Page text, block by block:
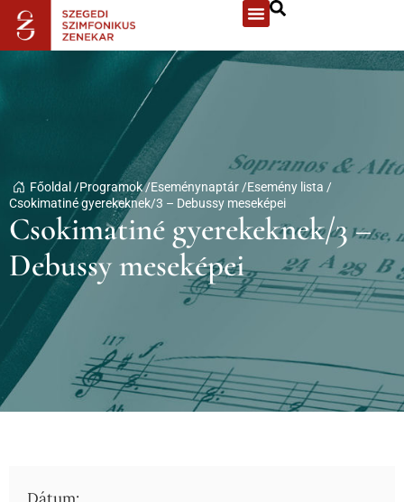
Főoldal /Programok /Eseménynaptár /Esemény lista /
Csokimatiné gyerekeknek/3 – Debussy meseképei
Csokimatiné gyerekeknek/3 –
Debussy meseképei